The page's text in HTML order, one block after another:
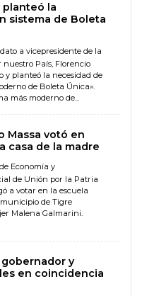
planteó la
sistema de Boleta
a vicepresidente de la
nuestro País, Florencio
y planteó la necesidad de
de Boleta Única».
más moderno de...
Massa votó en
casa de la madre
Economía y
de Unión por la Patria
a votar en la escuela
de Tigre
Malena Galmarini.
y
en coincidencia